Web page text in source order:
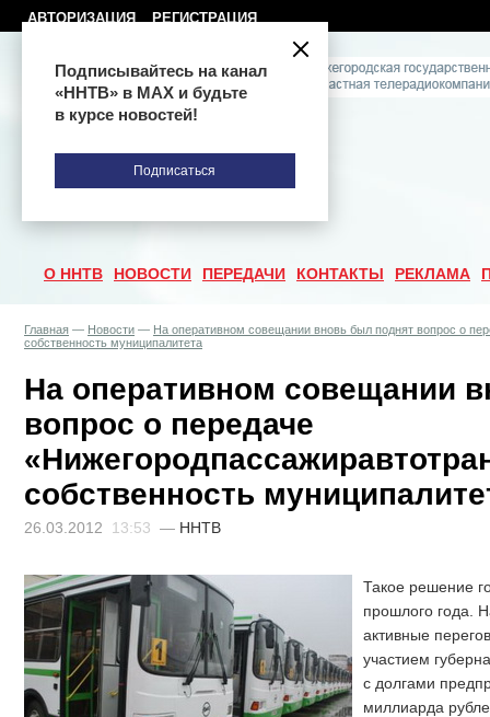
АВТОРИЗАЦИЯ РЕГИСТРАЦИЯ
О ННТВ НОВОСТИ ПЕРЕДАЧИ КОНТАКТЫ РЕКЛАМА
Главная — Новости — На оперативном совещании вновь был поднят вопрос о
собственность муниципалитета
На оперативном совещании
вопрос о передаче
собственность
26.03.2012 13:53 — ННТВ
Такое решение
прошлого года.
активные
участием
с долгами
миллиарда
Подписывайтесь на канал
«ННТВ» в МАХ и будьте
в курсе новостей!
Подписаться